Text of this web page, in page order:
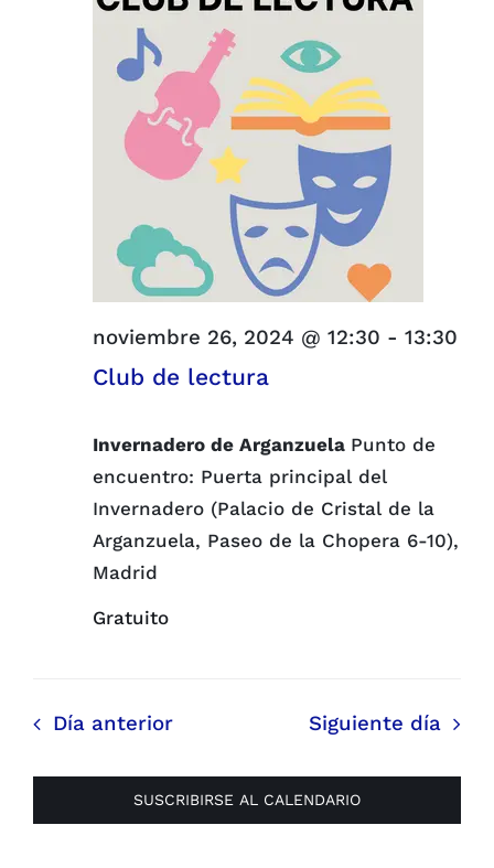
y
Club de lectura
noviembre 26, 2024 @ 12:30 - 13:30
Invernadero de Arganzuela Punto de
encuentro: Puerta principal del
Invernadero (Palacio de Cristal de la
Arganzuela, Paseo de la Chopera 6-10),
Madrid
Gratuito
Día anterior Siguiente día
SUSCRIBIRSE AL CALENDARIO